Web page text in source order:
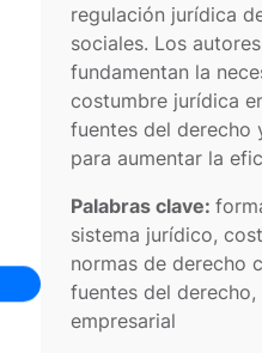
regulación jurídica
sociales. Los
fundamentan la
costumbre jurídica
fuentes del derecho
para aumentar la
Palabras clave:
sistema jurídico,
normas de derecho
fuentes del
empresarial